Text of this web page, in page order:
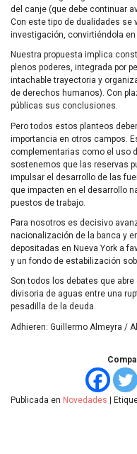
del canje (que debe continuar
Con este tipo de dualidades se
investigación, convirtiéndola
Nuestra propuesta implica
plenos poderes, integrada por
intachable trayectoria y
de derechos humanos). Con
públicas sus conclusiones.
Pero todos estos planteos
importancia en otros campos.
complementarias como el uso
sostenemos que las reservas
impulsar el desarrollo de las
que impacten en el desarrollo
puestos de trabajo.
Para nosotros es decisivo
nacionalización de la banca y
depositadas en Nueva York a
y un fondo de estabilización
Son todos los debates que
divisoria de aguas entre una
pesadilla de la deuda.
Adhieren: Guillermo Almeyra /
Publicada en Novedades |